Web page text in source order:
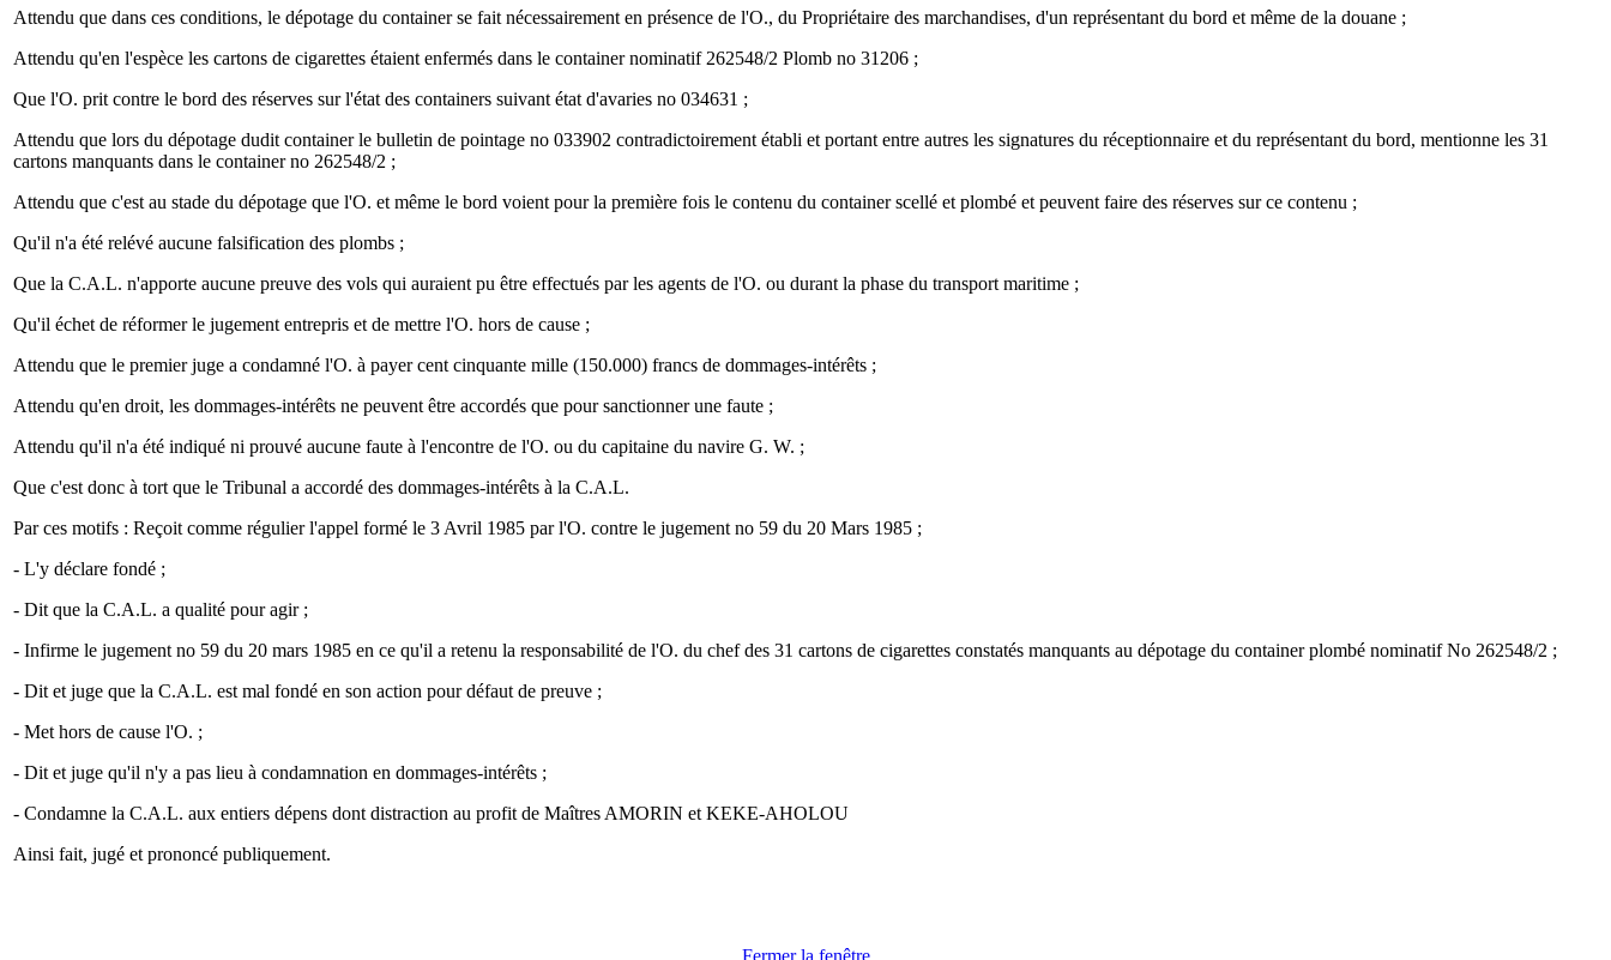
Attendu que dans ces conditions, le dépotage du container se fait nécessairement en présence de l'O., du Propriétaire des marchandises, d'un représentant du bord et même de la douane ;
Attendu qu'en l'espèce les cartons de cigarettes étaient enfermés dans le container nominatif 262548/2 Plomb no 31206 ;
Que l'O. prit contre le bord des réserves sur l'état des containers suivant état d'avaries no 034631 ;
Attendu que lors du dépotage dudit container le bulletin de pointage no 033902 contradictoirement établi et portant entre autres les signatures du réceptionnaire et du représentant du bord, mentionne les 31
cartons manquants dans le container no 262548/2 ;
Attendu que c'est au stade du dépotage que l'O. et même le bord voient pour la première fois le contenu du container scellé et plombé et peuvent faire des réserves sur ce contenu ;
Qu'il n'a été relévé aucune falsification des plombs ;
Que la C.A.L. n'apporte aucune preuve des vols qui auraient pu être effectués par les agents de l'O. ou durant la phase du transport maritime ;
Qu'il échet de réformer le jugement entrepris et de mettre l'O. hors de cause ;
Attendu que le premier juge a condamné l'O. à payer cent cinquante mille (150.000) francs de dommages-intérêts ;
Attendu qu'en droit, les dommages-intérêts ne peuvent être accordés que pour sanctionner une faute ;
Attendu qu'il n'a été indiqué ni prouvé aucune faute à l'encontre de l'O. ou du capitaine du navire G. W. ;
Que c'est donc à tort que le Tribunal a accordé des dommages-intérêts à la C.A.L.
Par ces motifs : Reçoit comme régulier l'appel formé le 3 Avril 1985 par l'O. contre le jugement no 59 du 20 Mars 1985 ;
- L'y déclare fondé ;
- Dit que la C.A.L. a qualité pour agir ;
- Infirme le jugement no 59 du 20 mars 1985 en ce qu'il a retenu la responsabilité de l'O. du chef des 31 cartons de cigarettes constatés manquants au dépotage du container plombé nominatif No 262548/2 ;
- Dit et juge que la C.A.L. est mal fondé en son action pour défaut de preuve ;
- Met hors de cause l'O. ;
- Dit et juge qu'il n'y a pas lieu à condamnation en dommages-intérêts ;
- Condamne la C.A.L. aux entiers dépens dont distraction au profit de Maîtres AMORIN et KEKE-AHOLOU
Ainsi fait, jugé et prononcé publiquement.
Fermer la fenêtre